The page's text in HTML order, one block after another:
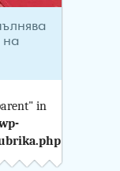
на
in